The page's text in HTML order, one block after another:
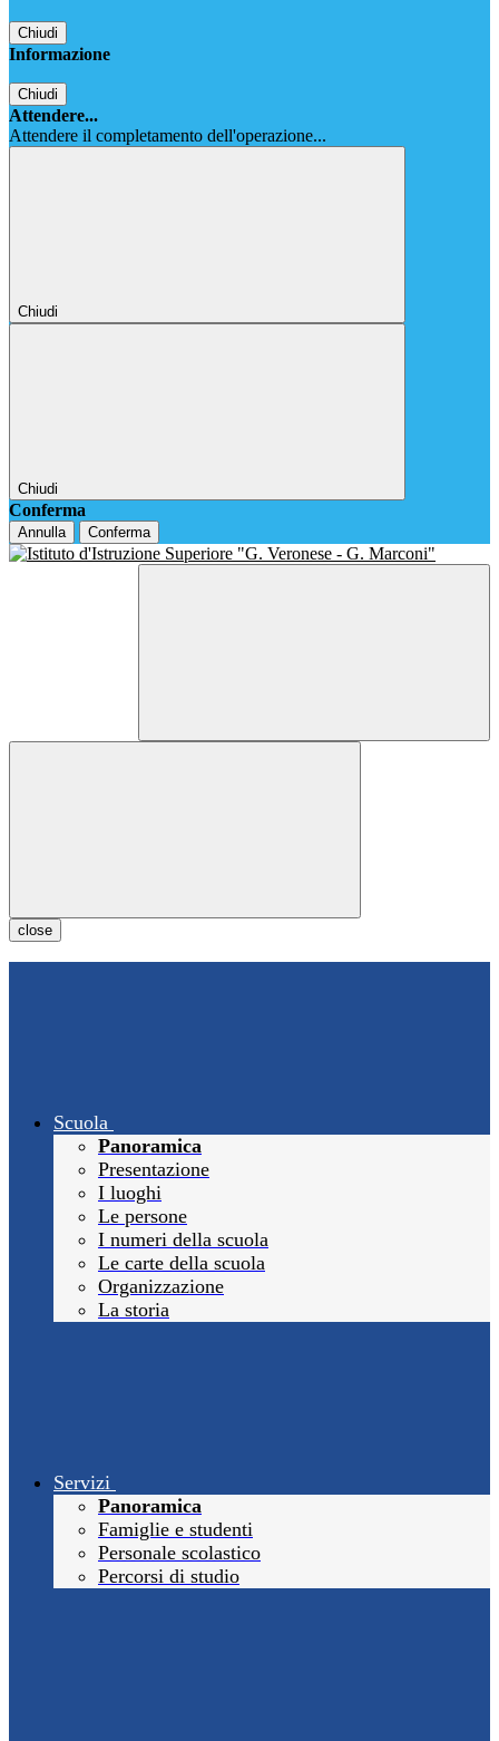
Chiudi
Informazione
Chiudi
Attendere...
Attendere il completamento dell'operazione...
Chiudi
Chiudi
Conferma
Annulla Conferma
close
Scuola
Panoramica
Presentazione
I luoghi
Le persone
I numeri della scuola
Le carte della scuola
Organizzazione
La storia
Servizi
Panoramica
Famiglie e studenti
Personale scolastico
Percorsi di studio